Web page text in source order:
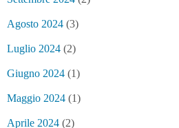
Agosto 2024 (3)
Luglio 2024 (2)
Giugno 2024 (1)
Maggio 2024 (1)
Aprile 2024 (2)